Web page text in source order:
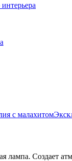
с малахитом
лампа. Создает